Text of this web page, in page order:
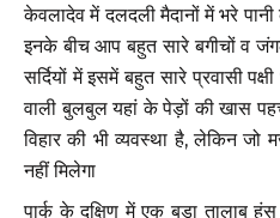
केवलादेव में दलदली मैदानों में भरे
इनके बीच आप बहुत सारे बगीचों व
सर्दियों में इसमें बहुत सारे प्रवासी
वाली बुलबुल यहां के पेड़ों की खास
विहार की भी व्यवस्था है, लेकिन
नहीं मिलेगा
पार्क के दक्षिण में एक बड़ा तालाब